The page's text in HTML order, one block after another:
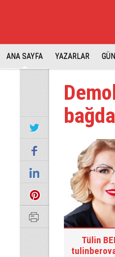
ANA SAYFA YAZARLAR
Tülin